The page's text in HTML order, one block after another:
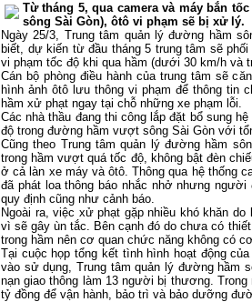
Từ tháng 5, qua camera và máy bắn
sông Sài Gòn), ôtô vi phạm sẽ bị xử lý.
Ngày 25/3, Trung tâm quản lý đường hầm
biết, dự kiến từ đầu tháng 5 trung tâm sẽ
vi phạm tốc độ khi qua hầm (dưới 30 km/h và
Cán bộ phòng điều hành của trung tâm sẽ
hình ảnh ôtô lưu thông vi phạm để thông tin
hầm xử phạt ngay tại chỗ những xe phạm lỗi.
Các nhà thầu đang thi công lắp đặt bổ sung
độ trong đường hầm vượt sông Sài Gòn với
Cũng theo Trung tâm quản lý đường hầm
trong hầm vượt quá tốc độ, không bật đèn
ở cả làn xe máy và ôtô. Thông qua hệ thống
đã phát loa thông báo nhắc nhở nhưng
quy định cũng như cảnh báo.
Ngoài ra, việc xử phạt gặp nhiều khó khăn
vì sẽ gây ùn tắc. Bên cạnh đó do chưa có
trong hầm nên cơ quan chức năng không có
Tại cuộc họp tổng kết tình hình hoạt động
vào sử dụng, Trung tâm quản lý đường hầm
nạn giao thông làm 13 người bị thương.
tỷ đồng để vận hành, bảo trì và bảo dưỡng